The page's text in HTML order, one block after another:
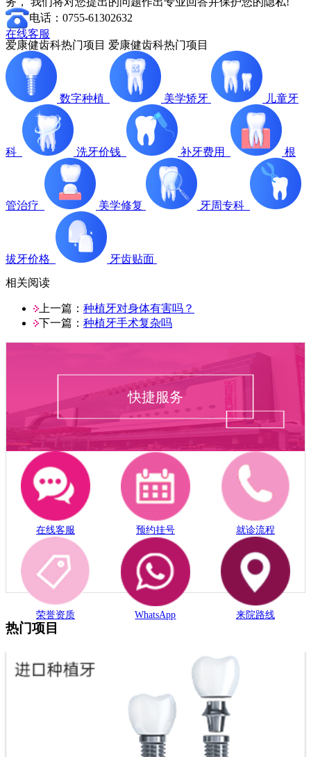
电话：0755-61302632
在线客服
爱康健齿科热门项目 爱康健齿科热门项目
数字种植 美学矫牙 儿童牙
科 洗牙价钱 补牙费用 根
管治疗 美学修复 牙周专科
拔牙价格
牙齿贴面
相关阅读
上一篇： 种植牙对身体有害吗？
下一篇： 种植牙手术复杂吗
快捷服务
在线客服 预约挂号 就诊流程
荣誉资质 WhatsApp 来院路线
热门项目